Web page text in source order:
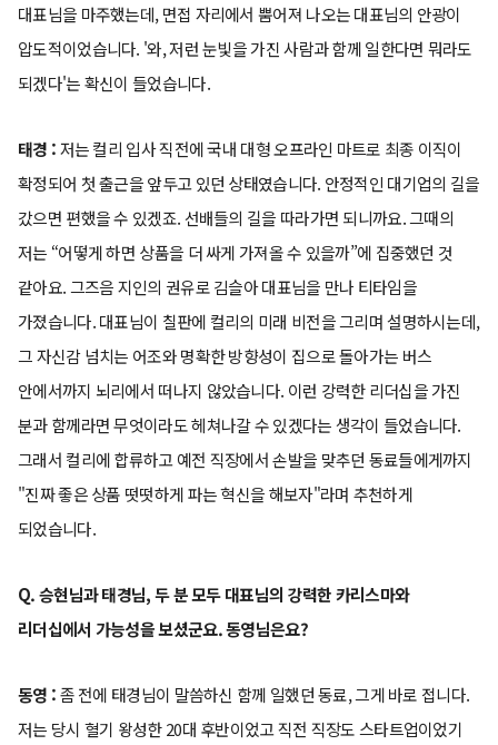
대표님을 마주했는데, 면접 자리에서 뿜어져 나오는 대표님의 안광이
압도적이었습니다. '와, 저런 눈빛을 가진 사람과 함께 일한다면 뭐라도
되겠다'는 확신이 들었습니다.
태경 :저는 컬리 입사 직전에 국내 대형 오프라인 마트로 최종 이직이
확정되어 첫 출근을 앞두고 있던 상태였습니다. 안정적인 대기업의 길을
갔으면 편했을 수 있겠죠. 선배들의 길을 따라가면 되니까요. 그때의
저는 “어떻게 하면 상품을 더 싸게 가져올 수 있을까”에 집중했던 것
같아요. 그즈음 지인의 권유로 김슬아 대표님을 만나 티타임을
가졌습니다. 대표님이 칠판에 컬리의 미래 비전을 그리며 설명하시는데,
그 자신감 넘치는 어조와 명확한 방향성이 집으로 돌아가는 버스
안에서까지 뇌리에서 떠나지 않았습니다. 이런 강력한 리더십을 가진
분과 함께라면 무엇이라도 헤쳐나갈 수 있겠다는 생각이 들었습니다.
그래서 컬리에 합류하고 예전 직장에서 손발을 맞추던 동료들에게까지
"진짜 좋은 상품 떳떳하게 파는 혁신을 해보자"라며 추천하게
되었습니다.
Q. 승현님과 태경님, 두 분 모두 대표님의 강력한 카리스마와
리더십에서 가능성을 보셨군요. 동영님은요?
동영 :좀 전에 태경님이 말씀하신 함께 일했던 동료, 그게 바로 접니다.
저는 당시 혈기 왕성한 20대 후반이었고 직전 직장도 스타트업이었기